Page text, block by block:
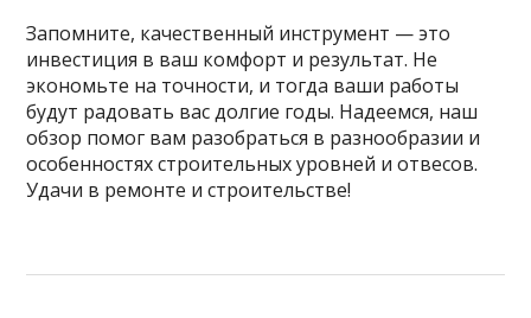
Запомните, качественный инструмент — это
инвестиция в ваш комфорт и результат. Не
экономьте на точности, и тогда ваши работы
будут радовать вас долгие годы. Надеемся, наш
обзор помог вам разобраться в разнообразии и
особенностях строительных уровней и отвесов.
Удачи в ремонте и строительстве!